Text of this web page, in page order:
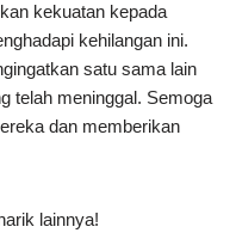
kekuatan kepada
kehilangan ini.
satu sama lain
telah meninggal. Semoga
dan memberikan
lainnya!